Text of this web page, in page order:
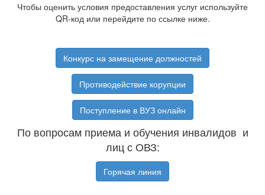
Чтобы оценить условия предоставления услуг используйте
QR-код или перейдите по ссылке ниже.
Конкурс на замещение должностей
Противодействие корупции
Поступление в ВУЗ онлайн
По вопросам приема и обучения инвалидов и
лиц с ОВЗ:
Горячая линия